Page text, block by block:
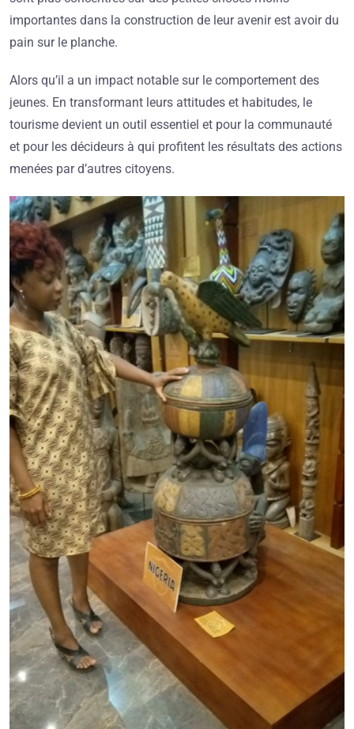
importantes dans la construction de leur avenir est avoir du
pain sur le planche.
Alors qu’il a un impact notable sur le comportement des
jeunes. En transformant leurs attitudes et habitudes, le
tourisme devient un outil essentiel et pour la communauté
et pour les décideurs à qui profitent les résultats des actions
menées par d’autres citoyens.